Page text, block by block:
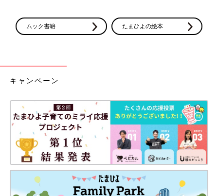
ムック書籍 たまひよの絵本
キャンペーン